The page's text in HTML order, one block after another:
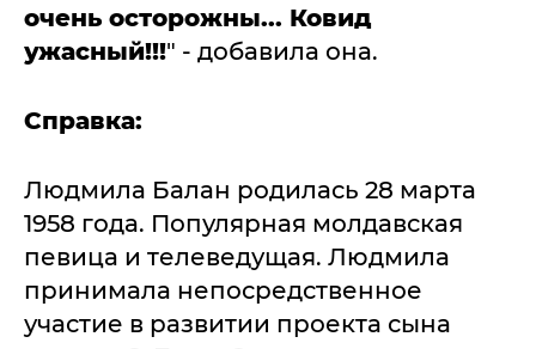
очень осторожны... Ковид
ужасный!!!" - добавила она.
Справка:
Людмила Балан родилась 28 марта
1958 года. Популярная молдавская
певица и телеведущая. Людмила
принимала непосредственное
участие в развитии проекта сына